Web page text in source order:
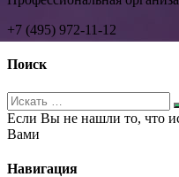
+7 (495) 972-11-12
Поиск
Если Вы не нашли то, что
Вами
Навигация